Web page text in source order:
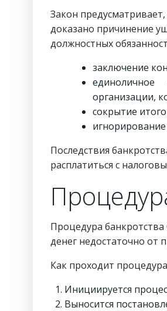
Закон
доказано причинение
должностных
заключение
организации,
сокрытие
Последствия
расплатиться с
Процедура
денег недостаточно от
Как проходит
Инициируется
Выносится